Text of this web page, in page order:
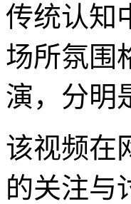
传统认知
场所氛围
演，分明
该视频在
的关注与